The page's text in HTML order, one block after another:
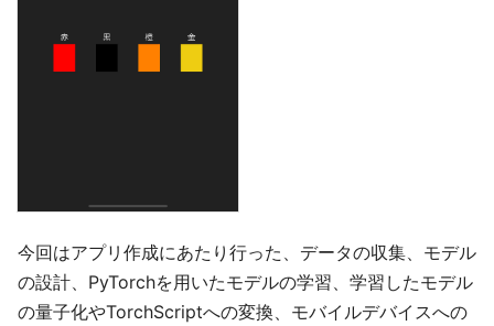
今回はアプリ作成にあたり行った、データの収集、モデル
の設計、PyTorchを用いたモデルの学習、学習したモデル
の量子化やTorchScriptへの変換、モバイルデバイスへの